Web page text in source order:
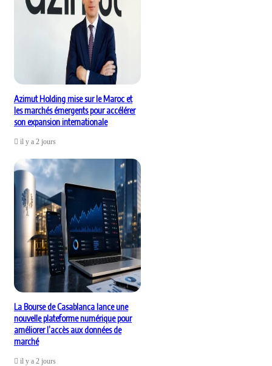
Azimut Holding mise sur le Maroc et
les marchés émergents pour accélérer
son expansion internationale
il y a 2 jours
La Bourse de Casablanca lance une
nouvelle plateforme numérique pour
améliorer l’accès aux données de
marché
il y a 2 jours